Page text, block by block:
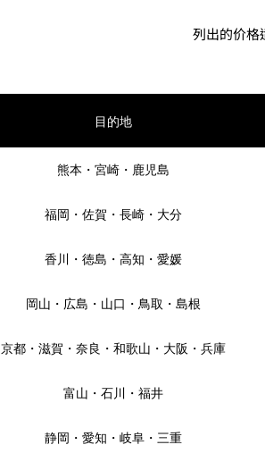
列出的价格
目的地
熊本・宮崎・鹿児島
福岡・佐賀・長崎・大分
香川・徳島・高知・愛媛
岡山・広島・山口・鳥取・島根
京都・滋賀・奈良・和歌山・大阪・兵庫
富山・石川・福井
静岡・愛知・岐阜・三重